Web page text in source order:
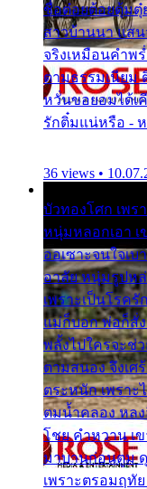
ชื่อต๋อยต้อยตุ้มตุ๋
สาวบ้านนา แส
จริงเหมือนคำพ
ตามธรรมเนียม
หวั่นขอยอมได้เ
รักติ๋มแน่หรือ -
36 views •
บัวทองโศก เพ
หนุ่มหลอกเอา เ
ออเซาะจนใจเบ
อาลัย หนุ่มรูปห
เพราะเป็นโรครั
แม่ก็บอก พ่อก็สั่ง
พลั้งไปใครจะช่
ตามสนอง จึงเศ
ตระหนัก เพรา
ตมน้ำคลอง หล
โชย คำหวาน เ
มาบานก่อนตูม
เพราะตรอมฤทั